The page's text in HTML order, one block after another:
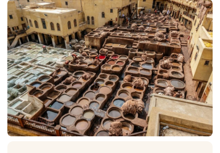
Wildlife